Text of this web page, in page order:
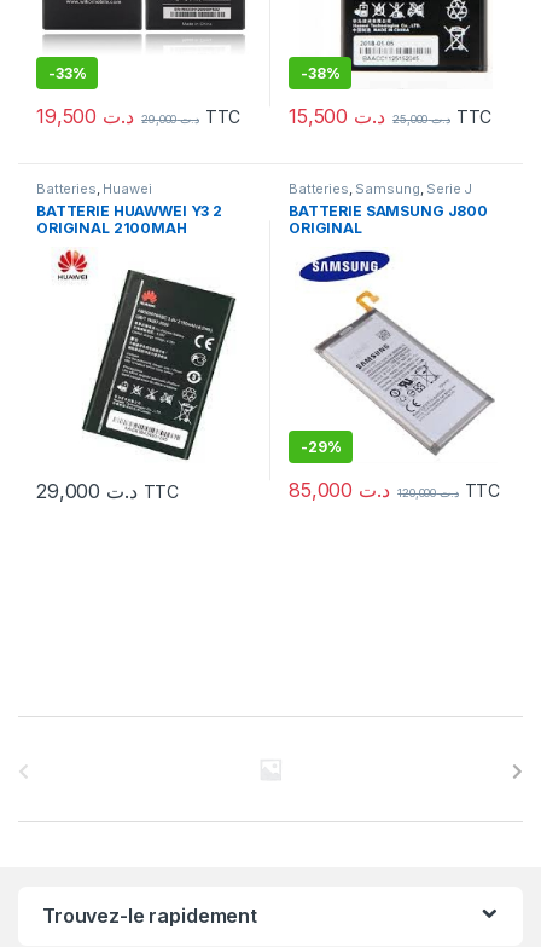
-33%
د.ت د.ت29,000 TTC
-38%
د.ت د.ت25,000 TTC
Batteries Huawei
BATTERIE HUAWWEI Y3 2
ORIGINAL 2100MAH
د.ت TTC
Batteries Samsung Serie J
BATTERIE SAMSUNG J800
ORIGINAL
-29%
د.ت د.ت120,000 TTC
Trouvez-le rapidement